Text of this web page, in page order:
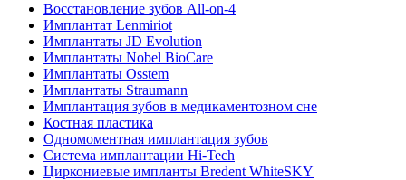
Восстановление зубов All‑on‑4
Имплантат Lenmiriot
Имплантаты JD Evolution
Имплантаты Nobel BioСare
Имплантаты Osstem
Имплантаты Straumann
Имплантация зубов в медикаментозном сне
Костная пластика
Одномоментная имплантация зубов
Система имплантации Hi-Tech
Циркониевые импланты Bredent WhiteSKY